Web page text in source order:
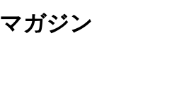
マガジン